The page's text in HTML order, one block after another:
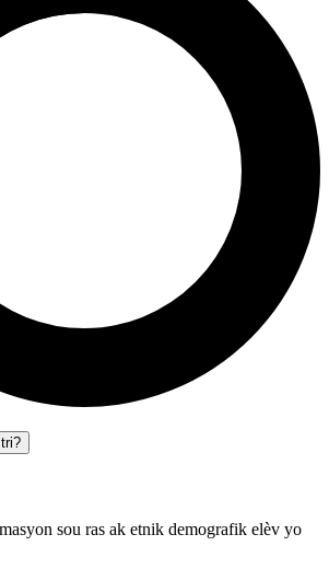
sou ras ak etnik demografik elèv yo